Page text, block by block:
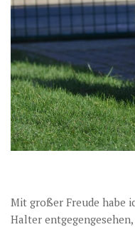
Mit großer Freude habe
Halter